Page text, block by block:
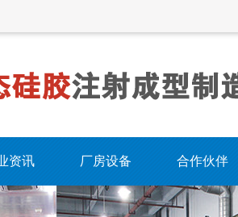
资讯 厂房设备 合作伙伴